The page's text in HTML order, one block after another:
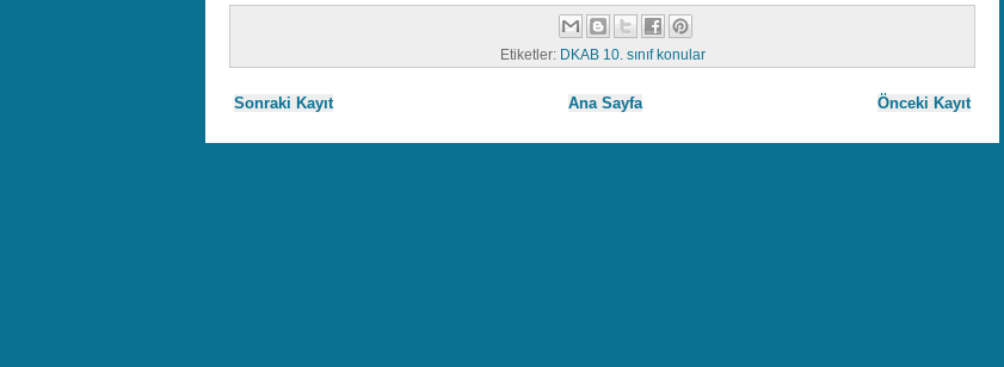
Etiketler: DKAB 10. sınıf konular
Sonraki Kayıt Önceki Kayıt
Ana Sayfa